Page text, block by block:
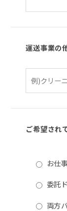
運送事業の
ご希望され
お仕
委託
両方